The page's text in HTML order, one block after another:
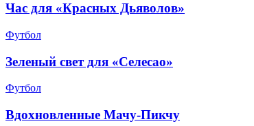
Час для «Красных Дьяволов»
Футбол
Зеленый свет для «Селесао»
Футбол
Вдохновленные Мачу-Пикчу